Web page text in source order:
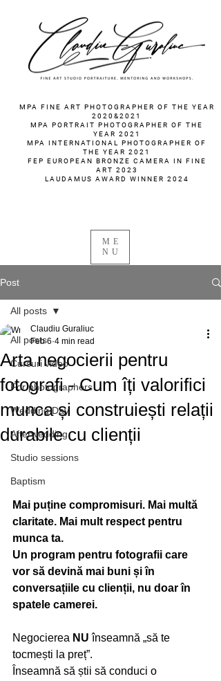
MPA FINE ART PHOTOGRAPHER OF THE YEAR
2020&2021
MPA PORTRAIT PHOTOGRAPHER OF THE
YEAR 2021
MPA INTERNATIONAL PHOTOGRAPHER OF
THE YEAR 2021
FEP EUROPEAN BRONZE CAMERA IN FINE
ART 2023
LAUDAMUS AWARD WINNER 2024
ME
NU
Post
All posts
Cursuri video
For photographers
Wedding Day
Afterwedding
Studio sessions
Baptism
All posts
Arta negocierii pentru
fotografi - Cum îți valorifici
munca și construiești relații
durabile cu clienții
Claudiu Guraliuc
Feb 6 4 min read
Mai puține compromisuri. Mai multă
claritate. Mai mult respect pentru
munca ta.
Un program pentru fotografii care
vor să devină mai buni și în
conversațiile cu clienții, nu doar în
spatele camerei.
Negocierea NU înseamnă „să te
tocmești la preț”.
Înseamnă să știi să conduci o